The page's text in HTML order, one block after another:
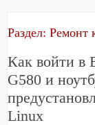
Раздел: Ремонт
Как войти в
G580 и
Linux